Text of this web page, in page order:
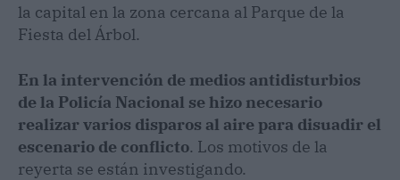
la capital en la zona cercana al Parque de la
Fiesta del Árbol.
En la intervención de medios antidisturbios
de la Policía Nacional se hizo necesario
realizar varios disparos al aire para disuadir el
escenario de conflicto. Los motivos de la
reyerta se están investigando.